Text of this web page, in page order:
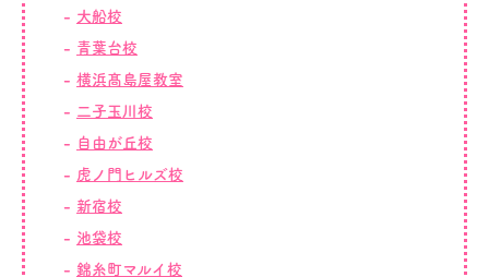
大船校
青葉台校
横浜髙島屋教室
二子玉川校
自由が丘校
虎ノ門ヒルズ校
新宿校
池袋校
錦糸町マルイ校